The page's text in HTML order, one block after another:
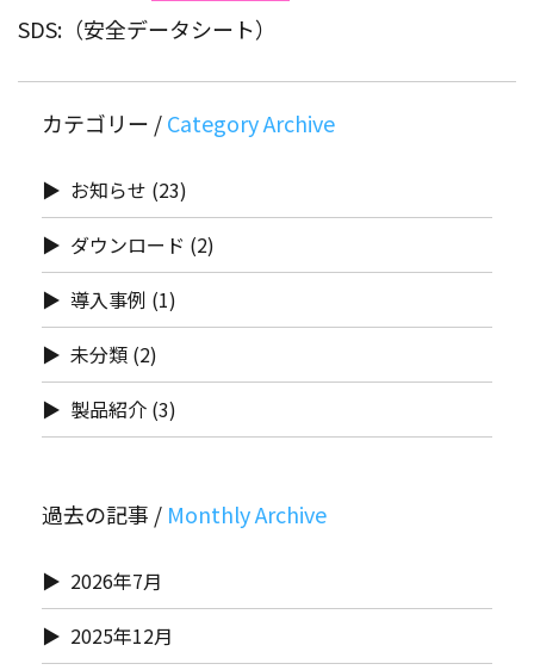
SDS:（安全データシート）
カテゴリー /
お知らせ (23)
ダウンロード (2)
導入事例 (1)
未分類 (2)
製品紹介 (3)
過去の記事 /
2026年7月
2025年12月